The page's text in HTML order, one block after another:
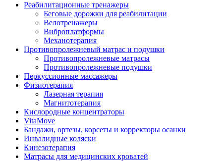
Реабилитационные тренажеры
Беговые дорожки для реабилитации
Велотренажеры
Виброплатформы
Механотерапия
Противопролежневый матрас и подушки
Противопролежневые матрасы
Противопролежневые подушки
Перкуссионные массажеры
Физиотерапия
Лазерная терапия
Магнитотерапия
Кислородные концентраторы
VitaMove
Бандажи, ортезы, корсеты и корректоры осанки
Инвалидные коляски
Кинезотерапия
Матрасы для медицинских кроватей